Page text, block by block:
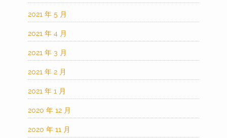
2021 年 5 月
2021 年 4 月
2021 年 3 月
2021 年 2 月
2021 年 1 月
2020 年 12 月
2020 年 11 月